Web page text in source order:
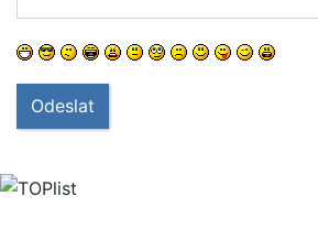
Odeslat